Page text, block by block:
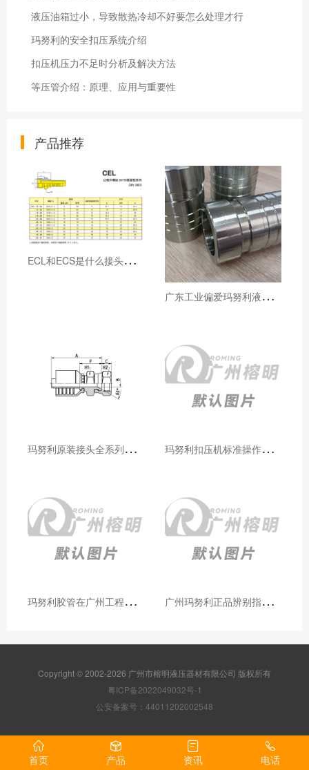
液压油箱过小，导致散热冷却不好要怎么处理才行
玛努利的安全扣压系统介绍
扣压机压力不足时分析及解决方法
等压管介绍：原理、应用与重要性
产品推荐
E
CL和ECS是什么接头，用于什么胶管或管件
广
东工业偏爱玛努利液压产品的五大原因（代理深度分析）
玛
努利原装接头全系列型号解析：广州客户选型必备指南 玛
努利扣压机标准操作流程：广州代理手把手教学（新手也能学会）
玛
努利胶管在广州工程机械领域的应用案例与效果分析 广
州玛努利正品辨别指南：如何区分原装 Manuli 胶管 / 接头 / 扣压机（代理专业版）
Copyright © 2002-2026 广州市榕明液压器材有限公司 版权所有
粤ICP备2022049032号-1
公安备案号：44011202002548
首页 产品 资讯 电话